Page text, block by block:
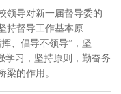
领导对新一届督导委的
持督导工作基本原
、倡导不领导”，坚
学习，坚持原则，勤奋务
梁的作用。